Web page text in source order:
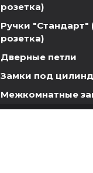
розетка)
Ручки "Стандарт"
розетка)
Дверные петли
Замки под
Межкомнатные